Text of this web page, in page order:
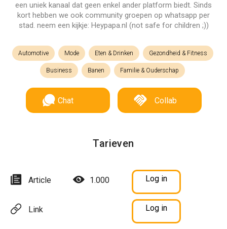
een uniek kanaal dat geen enkel ander platform biedt. Sinds
kort hebben we ook community groepen op whatsapp per
stad. neem een kijkje: Heypapa.nl (not safe for children ;))
Automotive Mode Eten & Drinken Gezondheid & Fitness
Business Banen Familie & Ouderschap
Chat Collab
Tarieven
Article 1.000 Log in
Link Log in